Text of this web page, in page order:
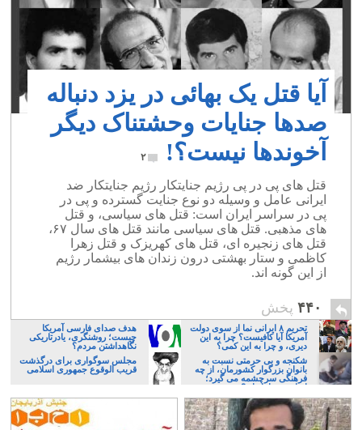
آیا قتل یک بهائی در یزد دنباله
صدها جنایات وحشتناک دیگر
آخوندها نیست؟!
۲
قتل های پی در پی رژیم جنایتکار رژیم جنایتکار ضد
ایرانی عامل و وسیله دو نوع جنایت گسترده و پی در
پی در سراسر ایران است: قتل های سیاسی، و قتل
های مذهبی. قتل های سیاسی مانند قتل های سال ۶۷،
قتل های زنجیره ای، قتل های کهریزک و قتل زهرا
کاظمی و ستار بهشتی درون زندان های بیشمار رژیم
از این گونه اند.
۴۴۰ پخش
تحریم ۸ ایرانی نما از سوی دولت
آمریکا آیا کافیست؟ چرا به این
دیری، و چرا به این کمی؟
هدف صدای فارسی آمریکا
چیست؛ روشنگری، یادرتاریکی
نگاهداشتن مردم؟
شکنجه و بی حرمتی نسبت به
بانوان بزرگوار کشورمان، از چه
فرهنگی سرچشمه می گیرد؛
ایرانی، و یا تازیان؟
مجلس سوگواری برای درگذشت
قریب الوقوع جمهوری اسلامی